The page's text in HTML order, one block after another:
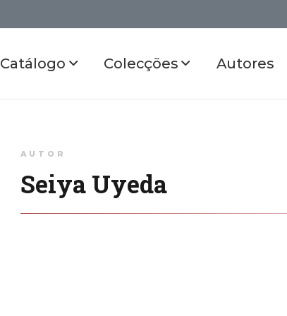
Catálogo Colecções Autores
AUTOR
Seiya Uyeda